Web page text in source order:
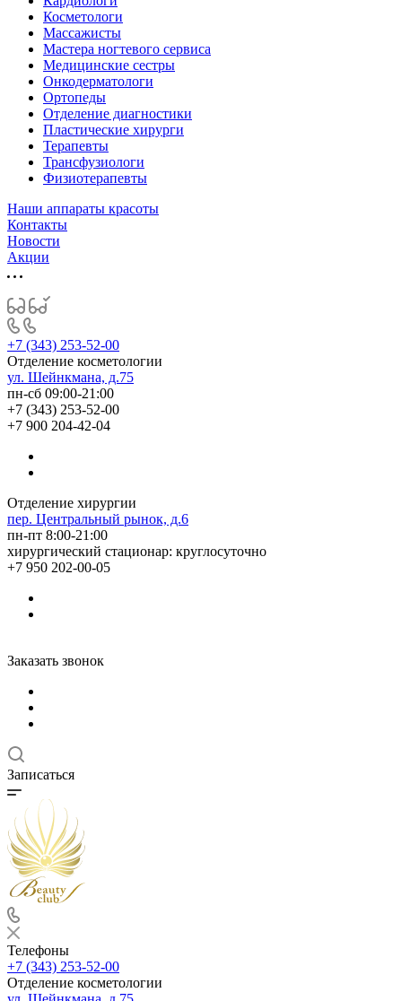
Косметологи
Массажисты
Мастера ногтевого сервиса
Медицинские сестры
Онкодерматологи
Ортопеды
Отделение диагностики
Пластические хирурги
Терапевты
Трансфузиологи
Физиотерапевты
Наши аппараты красоты
Контакты
Новости
Акции
+7 (343) 253-52-00
Отделение косметологии
ул. Шейнкмана, д.75
пн-сб 09:00-21:00
+7 (343) 253-52-00
+7 900 204-42-04
Отделение хирургии
пер. Центральный рынок, д.6
пн-пт 8:00-21:00
хирургический стационар: круглосуточно
+7 950 202-00-05
Заказать звонок
Записаться
Телефоны
+7 (343) 253-52-00
Отделение косметологии